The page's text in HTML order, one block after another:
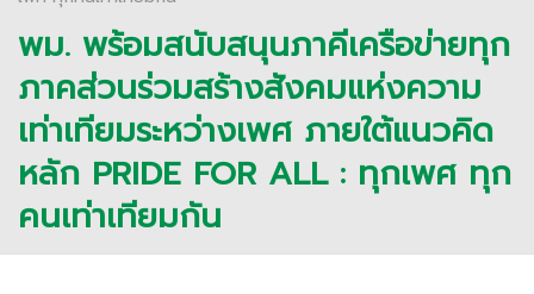
พม. พร้อมสนับสนุนภาคีเครือข่ายทุก
ภาคส่วนร่วมสร้างสังคมแห่งความ
เท่าเทียมระหว่างเพศ ภายใต้แนวคิด
หลัก PRIDE FOR ALL : ทุกเพศ ทุก
คนเท่าเทียมกัน